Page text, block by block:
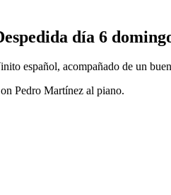
día 6
español, acompañado de un
Pedro Martínez al piano.